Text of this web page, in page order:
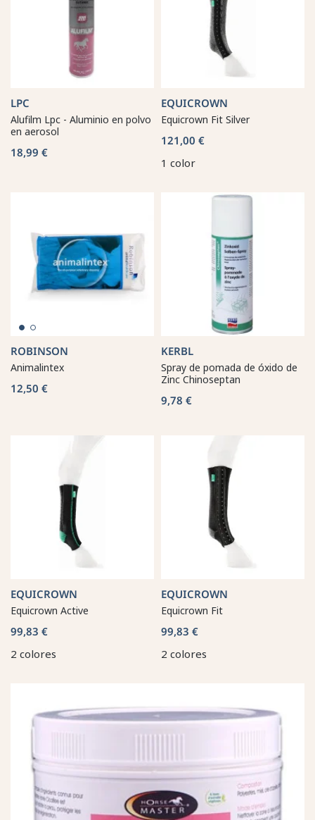
LPC
Alufilm Lpc - Aluminio en polvo
en aerosol
18,99 €
EQUICROWN
Equicrown Fit Silver
121,00 €
1 color
ROBINSON
Animalintex
12,50 €
KERBL
Spray de pomada de óxido de
Zinc Chinoseptan
9,78 €
EQUICROWN
Equicrown Active
99,83 €
2 colores
EQUICROWN
Equicrown Fit
99,83 €
2 colores